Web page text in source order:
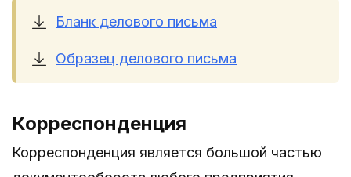
Бланк делового письма
Образец делового письма
Корреспонденция
Корреспонденция является большой частью